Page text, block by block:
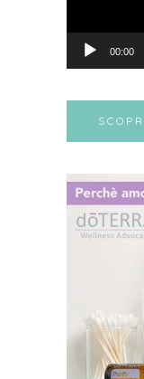
00:00